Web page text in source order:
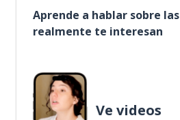
Aprende a hablar sobre
realmente te interesan
Ve videos